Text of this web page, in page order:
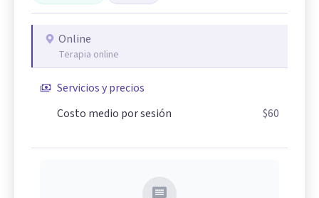
Online
Terapia online
Servicios y precios
Costo medio por sesión
$60